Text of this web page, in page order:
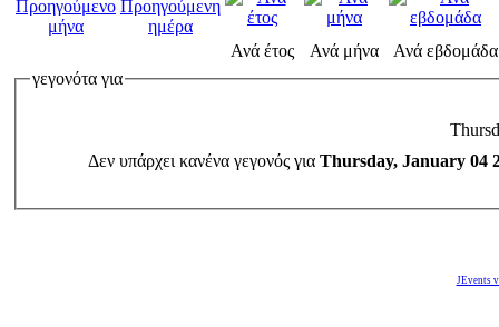
Ανά έτος Ανά μήνα
Ανά εβδομάδα
γεγονότα για
Δεν υπάρχει κανένα γεγονός για Thursday, January 04
JEvents